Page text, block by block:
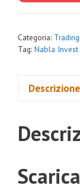
Categoria: Trading
Tag: Nabla Invest
Descrizione